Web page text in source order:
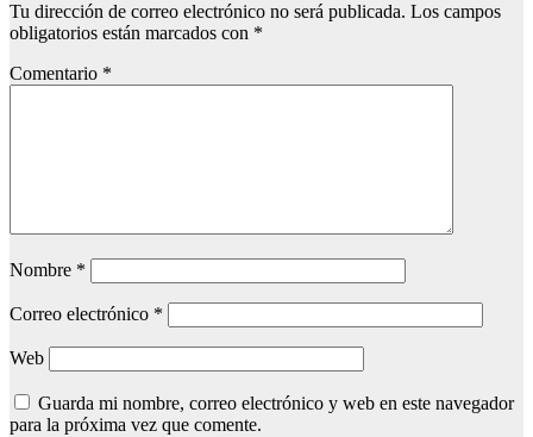
Tu dirección de correo electrónico no será publicada. Los campos
obligatorios están marcados con *
Comentario *
Nombre *
Correo electrónico *
Web
Guarda mi nombre, correo electrónico y web en este navegador
para la próxima vez que comente.